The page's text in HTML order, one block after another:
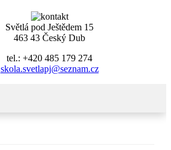
Světlá pod Ještědem 15
463 43 Český Dub
tel.: +420 485 179 274
skola.svetlapj@seznam.cz